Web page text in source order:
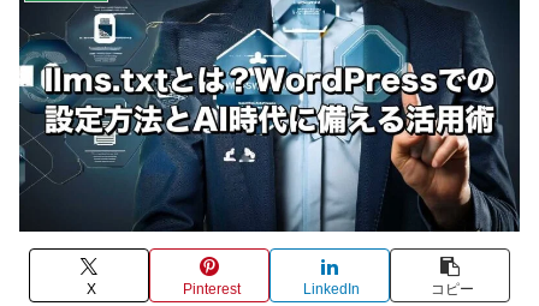
X Pinterest LinkedIn コピー